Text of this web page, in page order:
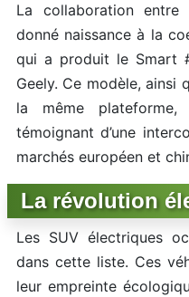
La collaboration entre
donné naissance à la
qui a produit le Smart
Geely. Ce modèle, ainsi
la même
témoignant d’une
marchés européen et
La révolution
Les SUV électriques
dans cette liste. Ces
leur empreinte